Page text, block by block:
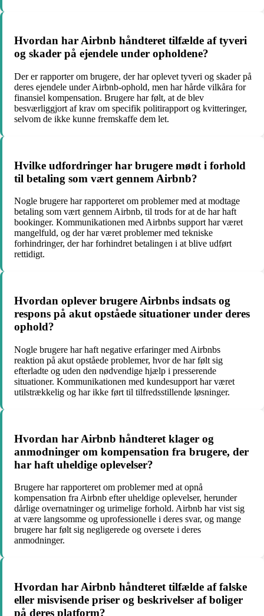
Hvordan har Airbnb håndteret tilfælde af tyveri
og skader på ejendele under opholdene?
Der er rapporter om brugere, der har oplevet tyveri og skader på
deres ejendele under Airbnb-ophold, men har hårde vilkåra for
finansiel kompensation. Brugere har følt, at de blev
besværliggjort af krav om specifik politirapport og kvitteringer,
selvom de ikke kunne fremskaffe dem let.
Hvilke udfordringer har brugere mødt i forhold
til betaling som vært gennem Airbnb?
Nogle brugere har rapporteret om problemer med at modtage
betaling som vært gennem Airbnb, til trods for at de har haft
bookinger. Kommunikationen med Airbnbs support har været
mangelfuld, og der har været problemer med tekniske
forhindringer, der har forhindret betalingen i at blive udført
rettidigt.
Hvordan oplever brugere Airbnbs indsats og
respons på akut opståede situationer under deres
ophold?
Nogle brugere har haft negative erfaringer med Airbnbs
reaktion på akut opståede problemer, hvor de har følt sig
efterladte og uden den nødvendige hjælp i presserende
situationer. Kommunikationen med kundesupport har været
utilstrækkelig og har ikke ført til tilfredsstillende løsninger.
Hvordan har Airbnb håndteret klager og
anmodninger om kompensation fra brugere, der
har haft uheldige oplevelser?
Brugere har rapporteret om problemer med at opnå
kompensation fra Airbnb efter uheldige oplevelser, herunder
dårlige overnatninger og urimelige forhold. Airbnb har vist sig
at være langsomme og uprofessionelle i deres svar, og mange
brugere har følt sig negligerede og oversete i deres
anmodninger.
Hvordan har Airbnb håndteret tilfælde af falske
eller misvisende priser og beskrivelser af boliger
på deres platform?